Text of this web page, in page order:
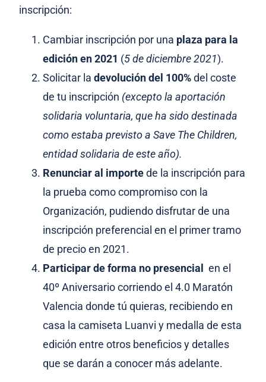
inscripción:
Cambiar inscripción por una plaza para la
edición en 2021 (5 de diciembre 2021).
Solicitar ladevolución del 100%del coste
de tu inscripción (excepto la aportación
solidaria voluntaria, que ha sido destinada
como estaba previsto a Save The Children,
entidad solidaria de este año).
Renunciar al importede la inscripción para
la prueba como compromiso con la
Organización, pudiendo disfrutar de una
inscripción preferencial en el primer tramo
de precio en 2021.
Participar de forma no presencial
en el
40º Aniversario corriendo el 4.0 Maratón
Valencia donde tú quieras, recibiendo en
casa la camiseta Luanvi y medalla de esta
edición entre otros beneficios y detalles
que se darán a conocer más adelante.